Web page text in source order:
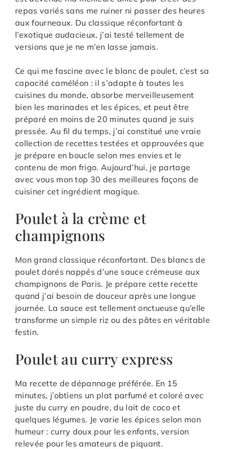
repas variés sans me ruiner ni passer des heures
aux fourneaux. Du classique réconfortant à
l’exotique audacieux, j’ai testé tellement de
versions que je ne m’en lasse jamais.
Ce qui me fascine avec le blanc de poulet, c’est sa
capacité caméléon : il s’adapte à toutes les
cuisines du monde, absorbe merveilleusement
bien les marinades et les épices, et peut être
préparé en moins de 20 minutes quand je suis
pressée. Au fil du temps, j’ai constitué une vraie
collection de recettes testées et approuvées que
je prépare en boucle selon mes envies et le
contenu de mon frigo. Aujourd’hui, je partage
avec vous mon top 30 des meilleures façons de
cuisiner cet ingrédient magique.
Poulet à la crème et
champignons
Mon grand classique réconfortant. Des blancs de
poulet dorés nappés d’une sauce crémeuse aux
champignons de Paris. Je prépare cette recette
quand j’ai besoin de douceur après une longue
journée. La sauce est tellement onctueuse qu’elle
transforme un simple riz ou des pâtes en véritable
festin.
Poulet au curry express
Ma recette de dépannage préférée. En 15
minutes, j’obtiens un plat parfumé et coloré avec
juste du curry en poudre, du lait de coco et
quelques légumes. Je varie les épices selon mon
humeur : curry doux pour les enfants, version
relevée pour les amateurs de piquant.